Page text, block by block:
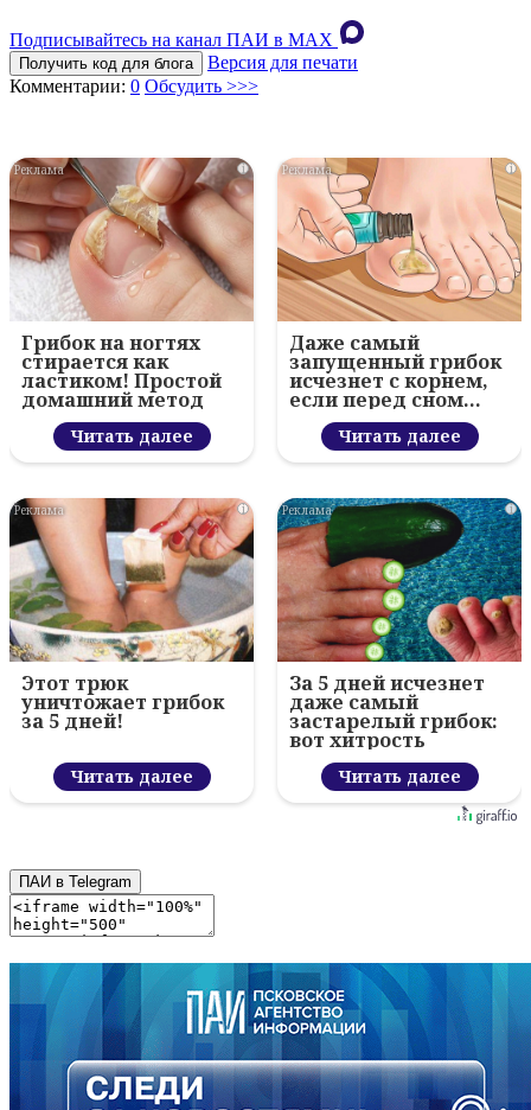
Подписывайтесь на канал ПАИ в MAХ
Получить код для блога
Версия для печати
Комментарии: 0 Обсудить >>>
i
Грибок на ногтях
стирается как
ластиком! Простой
домашний метод
Читать далее
i
Даже самый
запущенный грибок
исчезнет с корнем,
если перед сном…
Читать далее
i
Этот трюк
уничтожает грибок
за 5 дней!
Читать далее
i
За 5 дней исчезнет
даже самый
застарелый грибок:
вот хитрость
Читать далее
ПАИ в Telegram